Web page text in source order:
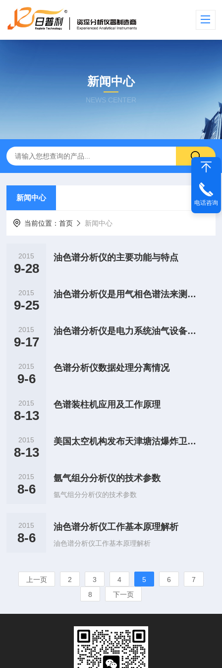
新闻中心
NEWS CENTER
新闻中心
当前位置：首页 新闻中心
2015
9-28
油色谱分析仪的主要功能与特点
2015
9-25
油色谱分析仪是用气相色谱法来测定绝缘油中溶解气体的组分含量
2015
9-17
油色谱分析仪是电力系统油气设备必不可少的设备
2015
9-6
色谱分析仪数据处理分离情况
2015
8-13
色谱装柱机应用及工作原理
2015
8-13
美国太空机构发布天津塘沽爆炸卫星图(图)
2015
8-6
氩气组分分析仪的技术参数
氩气组分分析仪的技术参数
2015
8-6
油色谱分析仪工作基本原理解析
油色谱分析仪工作基本原理解析
上一页 2 3 4 5 6
7
8
下一页
电话咨询